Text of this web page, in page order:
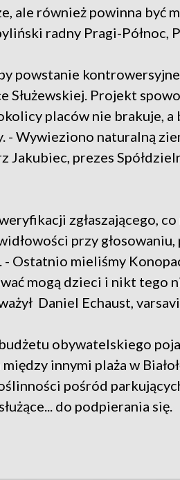
ale również powinna być
radny Pragi-Północ,
powstanie
Służewskiej. Projekt
placów nie brakuje, a
Wywieziono naturalną
Jakubiec, prezes
zgłaszającego,
przy
Ostatnio mieliśmy
mogą dzieci i nikt tego
Daniel Echaust,
obywatelskiego
innymi plaża w
pośród
do podpierania się.